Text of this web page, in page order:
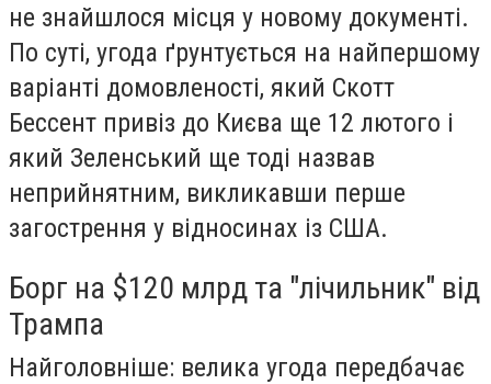
не знайшлося місця у новому документі.
По суті, угода ґрунтується на найпершому
варіанті домовленості, який Скотт
Бессент привіз до Києва ще 12 лютого і
який Зеленський ще тоді назвав
неприйнятним, викликавши перше
загострення у відносинах із США.
Борг на $120 млрд та "лічильник" від
Трампа
Найголовніше: велика угода передбачає